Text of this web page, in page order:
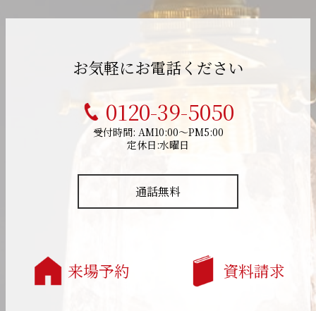
お気軽にお電話ください
0120-39-5050
受付時間: AM10:00～PM5:00
定休日:水曜日
通話無料
来場予約 資料請求